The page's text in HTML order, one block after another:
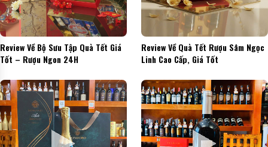
Review Về Bộ Sưu Tập Quà Tết Giá
Tốt – Rượu Ngon 24H
Review Về Quà Tết Rượu Sâm Ngọc
Linh Cao Cấp, Giá Tốt